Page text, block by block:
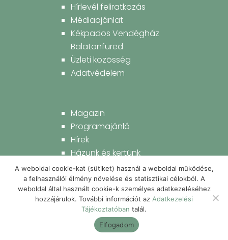
Hírlevél feliratkozás
Médiaajánlat
Kékpados Vendégház
Balatonfüred
Üzleti közösség
Adatvédelem
Magazin
Programajánló
Hírek
Házunk és kertünk
Életünk
Konyhánk és kamránk
KÖVESS MINKET!
A weboldal cookie-kat (sütiket) használ a weboldal működése,
a felhasználói élmény növelése és statisztikai célokból. A
weboldal által használt cookie-k személyes adatkezeléséhez
hozzájárulok. További információt az Adatkezelési
Tájékoztatóban talál.
Elfogadom